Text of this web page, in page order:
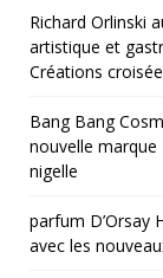
Richard Orlinski
artistique et
Créations
Bang Bang
nouvelle marque
nigelle
parfum D’Orsay
avec les